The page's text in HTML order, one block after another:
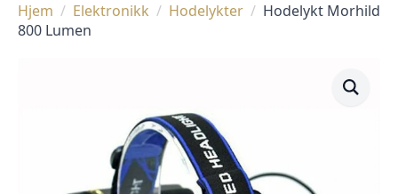
Hjem Elektronikk Hodelykter
Hodelykt Morhild
800 Lumen